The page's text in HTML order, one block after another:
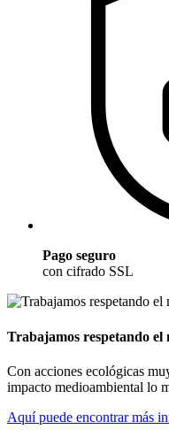
Pago seguro
con cifrado SSL
Trabajamos respetando el
Con acciones ecológicas
impacto medioambiental lo
Aquí puede encontrar más